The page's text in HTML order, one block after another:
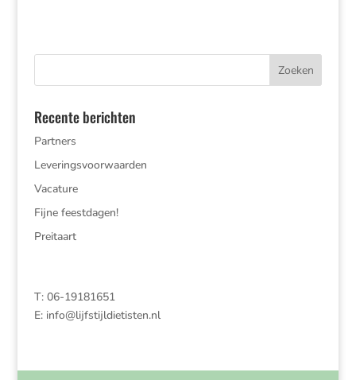
Recente berichten
Partners
Leveringsvoorwaarden
Vacature
Fijne feestdagen!
Preitaart
T: 06-19181651
E: info@lijfstijldietisten.nl